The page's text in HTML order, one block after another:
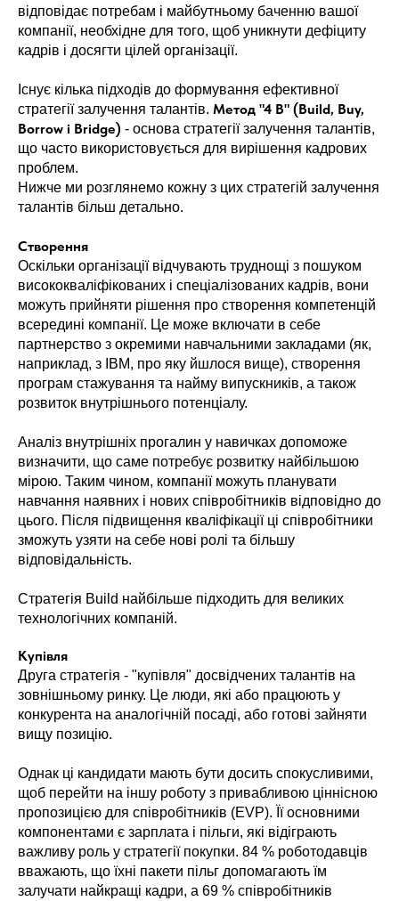
відповідає потребам і майбутньому баченню вашої
компанії, необхідне для того, щоб уникнути дефіциту
кадрів і досягти цілей організації.
Існує кілька підходів до формування ефективної
стратегії залучення талантів. Метод "4 B" (Build, Buy,
Borrow і Bridge) - основа стратегії залучення талантів,
що часто використовується для вирішення кадрових
проблем.
Нижче ми розглянемо кожну з цих стратегій залучення
талантів більш детально.
Створення
Оскільки організації відчувають труднощі з пошуком
висококваліфікованих і спеціалізованих кадрів, вони
можуть прийняти рішення про створення компетенцій
всередині компанії. Це може включати в себе
партнерство з окремими навчальними закладами (як,
наприклад, з IBM, про яку йшлося вище), створення
програм стажування та найму випускників, а також
розвиток внутрішнього потенціалу.
Аналіз внутрішніх прогалин у навичках допоможе
визначити, що саме потребує розвитку найбільшою
мірою. Таким чином, компанії можуть планувати
навчання наявних і нових співробітників відповідно до
цього. Після підвищення кваліфікації ці співробітники
зможуть узяти на себе нові ролі та більшу
відповідальність.
Стратегія Build найбільше підходить для великих
технологічних компаній.
Купівля
Друга стратегія - "купівля" досвідчених талантів на
зовнішньому ринку. Це люди, які або працюють у
конкурента на аналогічній посаді, або готові зайняти
вищу позицію.
Однак ці кандидати мають бути досить спокусливими,
щоб перейти на іншу роботу з привабливою ціннісною
пропозицією для співробітників (EVP). Її основними
компонентами є зарплата і пільги, які відіграють
важливу роль у стратегії покупки. 84 % роботодавців
вважають, що їхні пакети пільг допомагають їм
залучати найкращі кадри, а 69 % співробітників